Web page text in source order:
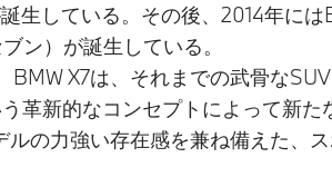
生している。その後、2014年に
ン）が誕生している。
BMW X7は、それまでの武骨な
革新的なコンセプトによって新
の力強い存在感を兼ね備えた、